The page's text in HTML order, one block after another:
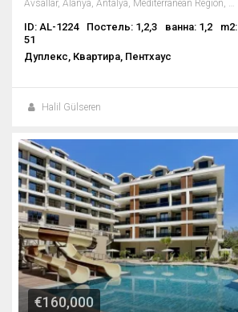
Avsallar, Alanya, Antalya, Mediterranean Region, 07407, Turkey
ID: AL-1224 Постель: 1,2,3 ванна: 1,2
m2:
51
Дуплекс, Квартира, Пентхаус
Halil Gülseren
€160,000